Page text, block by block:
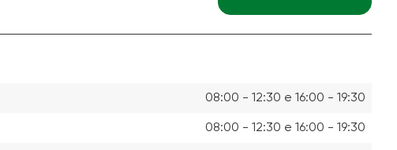
08:00 - 12:30 e 16:00 - 19:30
08:00 - 12:30 e 16:00 - 19:30